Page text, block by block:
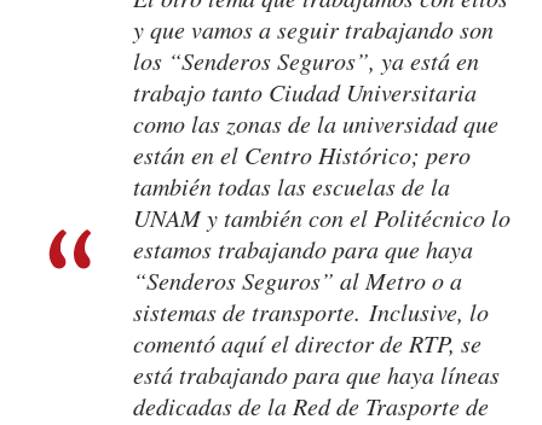
y que vamos a seguir trabajando son
los “Senderos Seguros”, ya está en
trabajo tanto Ciudad Universitaria
como las zonas de la universidad que
están en el Centro Histórico; pero
también todas las escuelas de la
UNAM y también con el Politécnico lo
estamos trabajando para que haya
“Senderos Seguros” al Metro o a
sistemas de transporte. Inclusive, lo
comentó aquí el director de RTP, se
está trabajando para que haya líneas
dedicadas de la Red de Trasporte de